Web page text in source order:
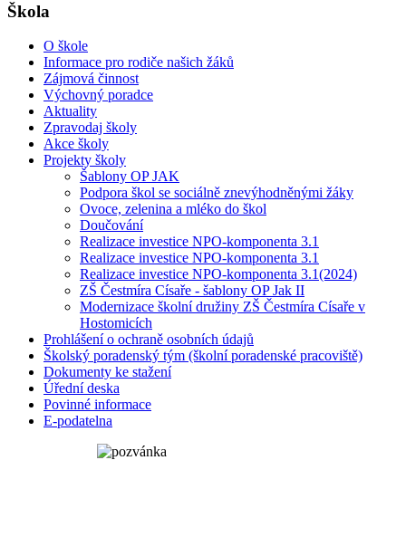
Škola
O škole
Informace pro rodiče našich žáků
Zájmová činnost
Výchovný poradce
Aktuality
Zpravodaj školy
Akce školy
Projekty školy
Šablony OP JAK
Podpora škol se sociálně znevýhodněnými žáky
Ovoce, zelenina a mléko do škol
Doučování
Realizace investice NPO-komponenta 3.1
Realizace investice NPO-komponenta 3.1
Realizace investice NPO-komponenta 3.1(2024)
ZŠ Čestmíra Císaře - šablony OP Jak II
Modernizace školní družiny ZŠ Čestmíra Císaře v
Hostomicích
Prohlášení o ochraně osobních údajů
Školský poradenský tým (školní poradenské pracoviště)
Dokumenty ke stažení
Úřední deska
Povinné informace
E-podatelna